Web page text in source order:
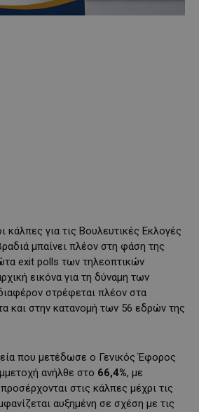
κάλπες για τις Βουλευτικές Εκλογές
μπαίνει πλέον στη φάση της
exit polls των τηλεοπτικών
εικόνα για τη δύναμη των
στρέφεται πλέον στα
και στην κατανομή των 56 εδρών της
που μετέδωσε ο Γενικός Έφορος
ανήλθε στο 66,4%, με
στις κάλπες μέχρι τις
αυξημένη σε σχέση με τις